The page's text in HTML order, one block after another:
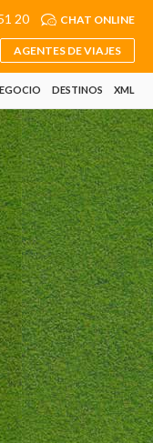
20 CHAT ONLINE
AGENTES DE VIAJES
DESTINOS XML